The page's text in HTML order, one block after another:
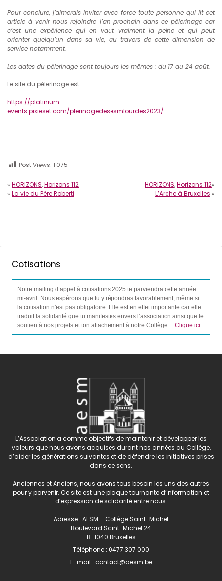
Pour conclure, j’aimerais inviter avec force toute personne qui lit cet
article à venir nous rejoindre l’an prochain dans ce pèlerinage car
c’est une expérience qui en vaut vraiment la peine et qui peut
orienter quelqu’un dans sa vie, au travers de cette dimension de
service notamment.
Les dates du pèlerinage sont toujours les mêmes : du 17 au 24 août.
Le site du pèlerinage est :
https://platinium-
events.pixieset.com/plerinagedesesmlourdes2023/
Post Views: 1 075
« HORIZONS,Horizons 112
« La vie du Père Roberti
HORIZONS,Horizons 112»
L’Arche à Bruxelles »
Cotisations
Notre mailing d’appel à cotisations 2025 te parviendra cette année
mi-avril. Nous espérons que tu y répondras favorablement, même si
la cotisation n’est pas obligatoire. Elle est en effet importante car elle
traduit la solidarité que tu manifestes envers l’association ainsi que le
soutien à nos projets et ton attachement à notre Collège… Clique ici.
L’Association a comme objectifs de maintenir et développer les
valeurs que nous avons acquises durant nos années au Collège,
d’aider les générations suivantes et de défendre les initiatives prises
dans ce sens.
Anciennes et Anciens, nous avons tous besoin les uns des autres
pour y parvenir. Ce site est une plaque tournante d’information et
d’expression de solidarité entre nous.
Adresse : AESM – Collège Saint-Michel
Boulevard Saint-Michel 24
B-1040 Bruxelles
Téléphone : 0477 307 000
E-mail : contact@aesm.be